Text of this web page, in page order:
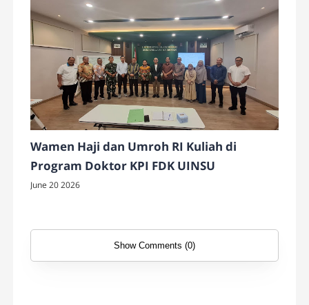
Wamen Haji dan Umroh RI Kuliah di
Program Doktor KPI FDK UINSU
June 20 2026
Show Comments (0)